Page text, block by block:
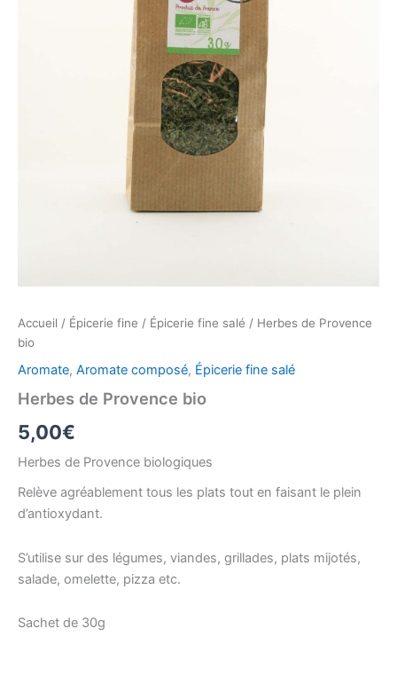
Accueil / Épicerie fine / Épicerie fine salé / Herbes de Provence
bio
Aromate, Aromate composé, Épicerie fine salé
Herbes de Provence bio
5,00€
Herbes de Provence biologiques
Relève agréablement tous les plats tout en faisant le plein
d’antioxydant.
S’utilise sur des légumes, viandes, grillades, plats mijotés,
salade, omelette, pizza etc.
Sachet de 30g